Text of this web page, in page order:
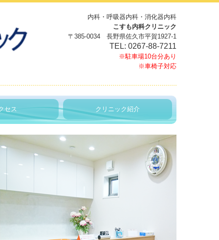
内科・呼吸器内科・消化器内科
こすも内科クリニック
〒385-0034 長野県佐久市平賀1927-1
TEL: 0267-88-7211
※駐車場10台分あり
※車椅子対応
セス クリニック紹介